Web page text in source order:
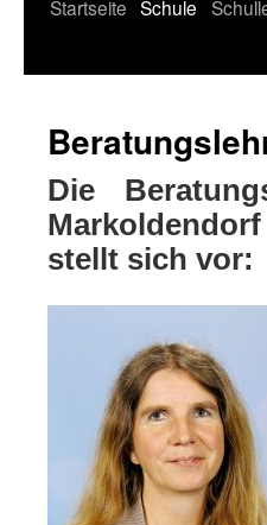
Startseite Schule
Die
Markoldendorf
stellt sich vor: